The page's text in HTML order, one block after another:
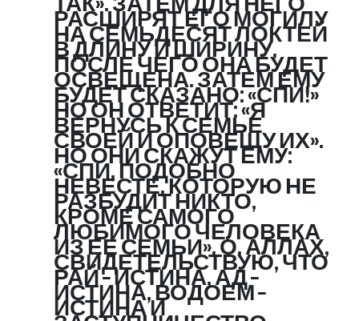
ТАК». ЗАТЕМ ДЛЯ НЕГО
РАСШИРЯТ ЕГО МОГИЛУ
НА СЕМЬДЕСЯТ ЛОКТЕЙ
В ДЛИНУ И ШИРИНУ,
ПОСЛЕ ЧЕГО ОНА БУДЕТ
ОСВЕЩЕНА. ЗАТЕМ ЕМУ
БУДЕТ СКАЗАНО: «СПИ!»
НО ОН ОТВЕТИТ: «Я
ВЕРНУСЬ К СЕМЬЕ
СВОЕЙ И ОПОВЕЩУ ИХ».
НО ОНИ СКАЖУТ ЕМУ:
«СПИ, ПОДОБНО
НЕВЕСТЕ, КОТОРУЮ НЕ
РАЗБУДИТ НИКТО,
КРОМЕ САМОГО
ЛЮБИМОГО ЧЕЛОВЕКА
ИЗ ЕЕ СЕМЬИ». О, АЛЛАХ,
СВИДЕТЕЛЬСТВУЮ, ЧТО
РАЙ – ИСТИНА, АД –
ИСТИНА, ВОДОЕМ –
ИСТИНА И